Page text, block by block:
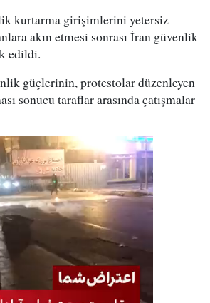
kurtarma girişimlerini yetersiz
akın etmesi sonrası İran güvenlik
edildi.
güçlerinin, protestolar düzenleyen
sonucu taraflar arasında çatışmalar